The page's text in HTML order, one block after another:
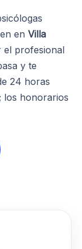
en Villa
el profesional
y te
24 horas
los honorarios